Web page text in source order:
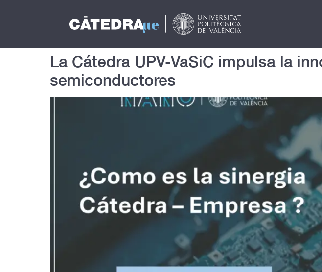
La Cátedra UPV-VaSiC impulsa la
semiconductores